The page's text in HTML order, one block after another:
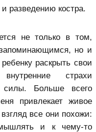
разведению костра.
не только в том,
но и
раскрыть свои
страхи
силы. Больше всего
привлекает живое
все они похожи:
и к чему-то